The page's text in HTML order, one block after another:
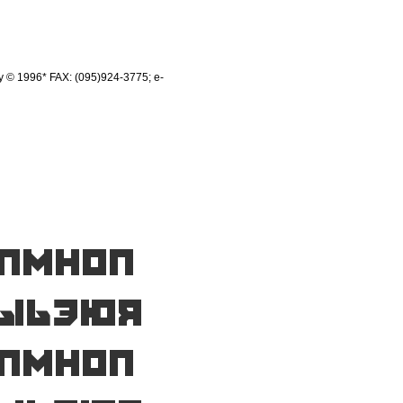
© 1996* FAX: (095)924-3775; e-